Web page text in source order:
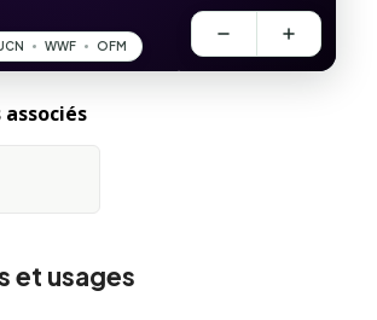
associés
et usages